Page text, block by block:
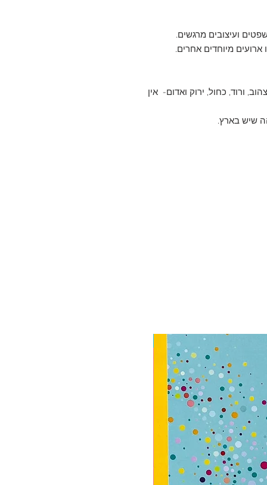
ועיצובים מרגשים.
מיוחדים אחרים.
צהוב, ורוד, כחול, ירוק ואדום- אין
שיש בארץ.